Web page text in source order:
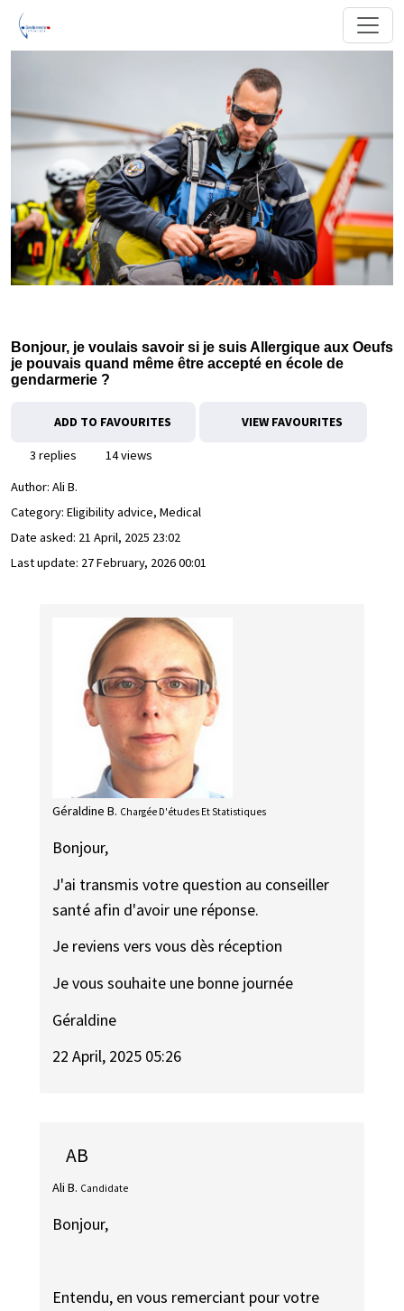
Bonjour, je voulais savoir si je suis Allergique aux Oeufs
je pouvais quand même être accepté en école de
gendarmerie ?
ADD TO FAVOURITES VIEW FAVOURITES
3 replies
14 views
Author: Ali B.
Category: Eligibility advice, Medical
Date asked: 21 April, 2025 23:02
Last update: 27 February, 2026 00:01
Géraldine B. Chargée D'études Et Statistiques
Bonjour,
J'ai transmis votre question au conseiller
santé afin d'avoir une réponse.
Je reviens vers vous dès réception
Je vous souhaite une bonne journée
Géraldine
22 April, 2025 05:26
AB
Ali B. Candidate
Bonjour,
Entendu, en vous remerciant pour votre